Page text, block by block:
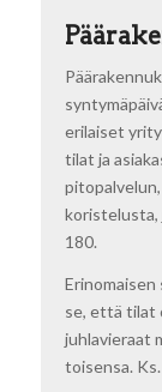
erilaiset
tilat ja
koristelusta,
180.
Erinomaisen
se, että tilat
juhlavieraat
toisensa.